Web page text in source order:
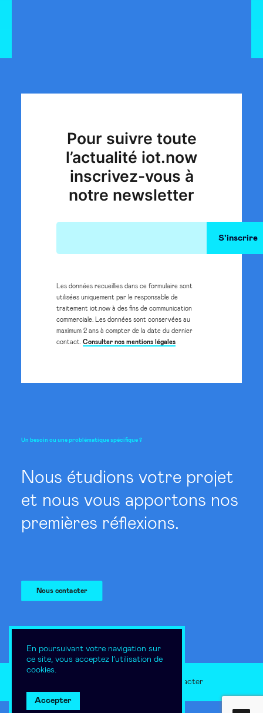
Pour suivre toute
l’actualité iot.now
inscrivez-vous à
notre newsletter
Les données recueillies dans ce formulaire sont
utilisées uniquement par le responsable de
traitement iot.now à des fins de communication
commerciale. Les données sont conservées au
maximum 2 ans à compter de la date du dernier
contact. Consulter nos mentions légales
Un besoin ou une problématique spécifique ?
Nous étudions votre projet
et nous vous apportons nos
premières réflexions.
Nous contacter
Nous contacter
En poursuivant votre navigation sur
ce site, vous acceptez l’utilisation de
cookies.
Accepter